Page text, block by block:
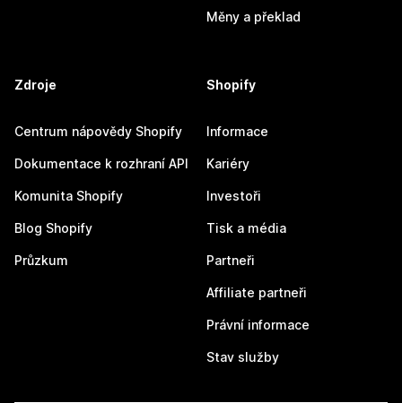
Měny a překlad
Zdroje
Centrum nápovědy Shopify
Dokumentace k rozhraní API
Komunita Shopify
Blog Shopify
Průzkum
Shopify
Informace
Kariéry
Investoři
Tisk a média
Partneři
Affiliate partneři
Právní informace
Stav služby